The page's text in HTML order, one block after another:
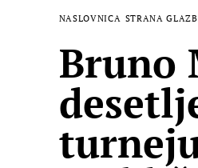
NASLOVNICA STRANA
Bruno